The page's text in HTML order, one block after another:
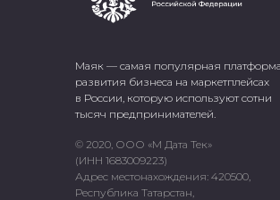
Маяк — самая популярная платформа
развития бизнеса на маркетплейсах
в России, которую используют сотни
тысяч предпринимателей.
© 2020, ООО «М Дата Тек»
(ИНН 1683009223)
Адрес местонахождения: 420500,
Республика Татарстан,